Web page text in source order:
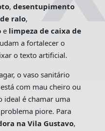
, desentupimento
ralo,
e limpeza de caixa de
a fortalecer o
o texto artificial.
o vaso sanitário
com mau cheiro ou
ideal é chamar uma
piore. Para
na Vila Gustavo,